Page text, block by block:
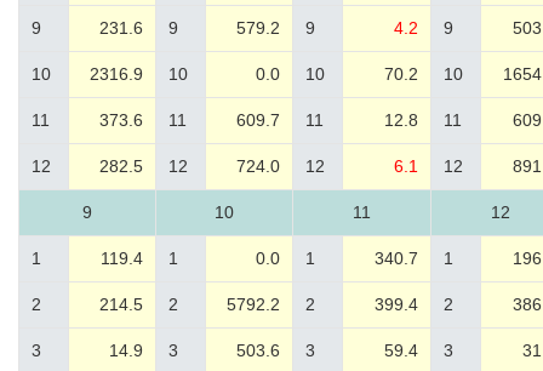
9 231.6 9 579.2 9 4.2 9
10 2316.9 10 0.0 10 70.2 10
11 373.6 11 609.7 11 12.8 11
12 282.5 12 724.0 12 6.1 12
9 10 11 12
1 119.4 1 0.0 1 340.7 1
2 214.5 2 5792.2 2 399.4 2
3 14.9 3 503.6 3 59.4 3